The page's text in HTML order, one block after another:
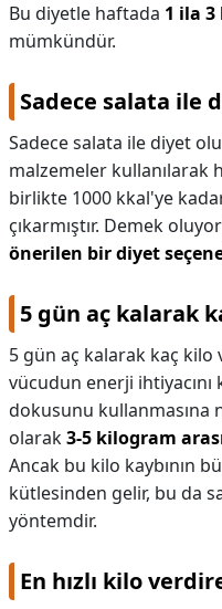
Bu diyetle haftada 1 ila 3
mümkündür.
Sadece salata ile
Sadece salata ile diyet
malzemeler kullanılarak
birlikte 1000 kkal'ye
çıkarmıştır. Demek
önerilen bir diyet
5 gün aç kalarak
5 gün aç kalarak kaç kilo
vücudun enerji ihtiyacını
dokusunu kullanmasına
olarak3-5 kilogram
Ancak bu kilo kaybının
kütlesinden gelir, bu da
yöntemdir.
En hızlı kilo